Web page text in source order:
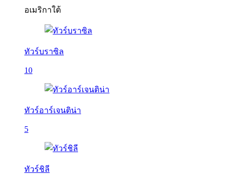
อเมริกาใต้
ทัวร์บราซิล
10
ทัวร์อาร์เจนติน่า
5
ทัวร์ชิลี